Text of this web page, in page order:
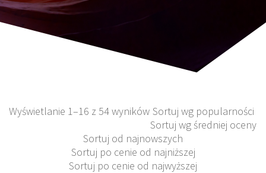
Wyświetlanie 1–16 z 54 wyników Sortuj wg popularności
Sortuj wg średniej oceny
Sortuj od najnowszych
Sortuj po cenie od najniższej
Sortuj po cenie od najwyższej